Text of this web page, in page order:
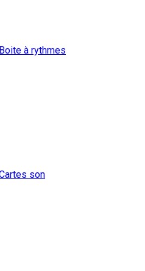
Boite à rythmes
son